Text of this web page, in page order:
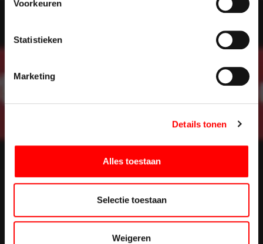
e
Voorkeuren
Statistieken
Marketing
Details tonen
Alles toestaan
Selectie toestaan
Weigeren